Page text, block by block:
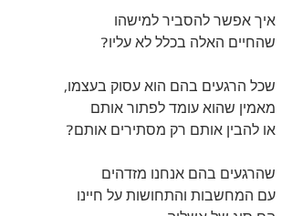
איך אפשר להסביר למישהו
שהחיים האלה בכלל לא עליו?
שכל הרגעים בהם הוא עסוק בעצמו,
מאמין שהוא עומד לפתור אותם
או להבין אותם רק מסתירים אותם?
שהרגעים בהם אנחנו מזדהים
עם המחשבות והתחושות על חיינו